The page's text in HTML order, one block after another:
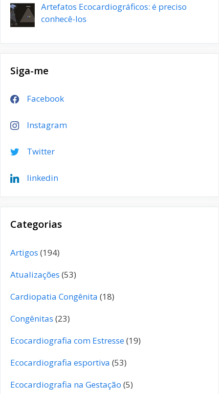
Artefatos Ecocardiográficos: é preciso
conhecê-los
Siga-me
Facebook
Instagram
Twitter
linkedin
Categorias
Artigos (194)
Atualizações (53)
Cardiopatia Congênita (18)
Congênitas (23)
Ecocardiografia com Estresse(19)
Ecocardiografia esportiva (53)
Ecocardiografia na Gestação (5)